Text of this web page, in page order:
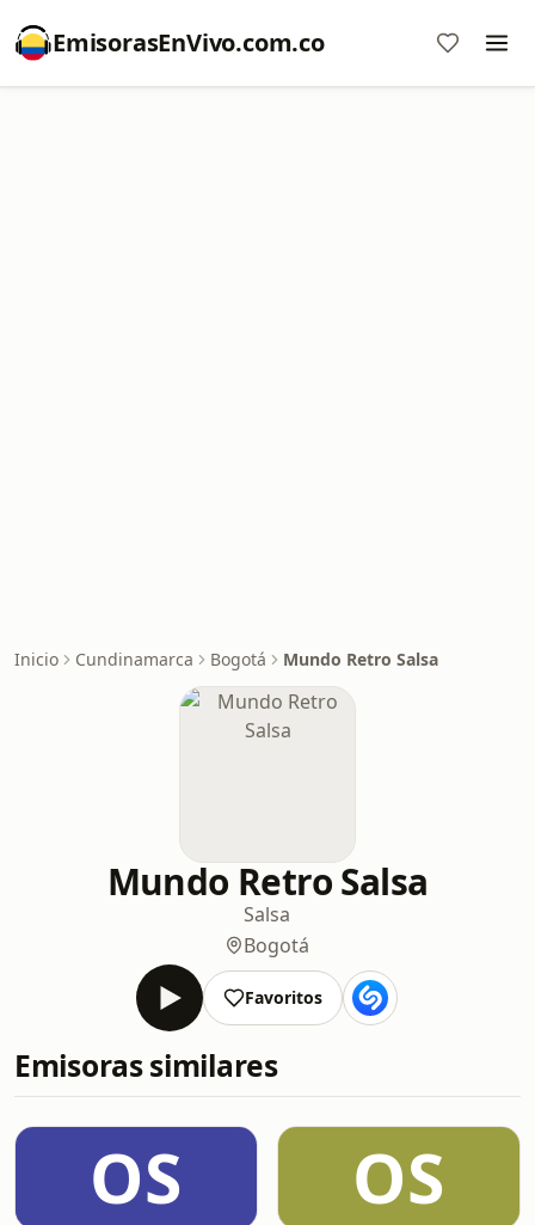
EmisorasEnVivo.com.co
Inicio Cundinamarca Bogotá Mundo Retro Salsa
Mundo Retro Salsa
Salsa
Bogotá
Favoritos
Emisoras similares
OS OS